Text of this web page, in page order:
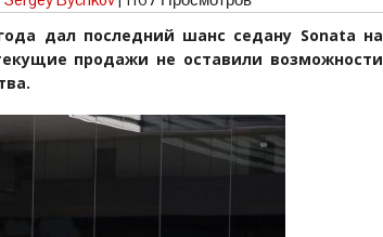
дал последний шанс седану Sonata на
продажи не оставили возможности